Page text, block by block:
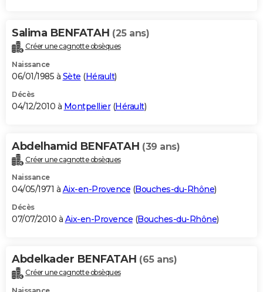
Salima BENFATAH (25 ans)
Créer une cagnotte obsèques
Naissance
06/01/1985 à Sète (Hérault)
Décès
04/12/2010 à Montpellier(Hérault)
Abdelhamid BENFATAH (39 ans)
Créer une cagnotte obsèques
Naissance
04/05/1971 à Aix-en-Provence (Bouches-du-Rhône)
Décès
07/07/2010 à Aix-en-Provence (Bouches-du-Rhône)
Abdelkader BENFATAH (65 ans)
Créer une cagnotte obsèques